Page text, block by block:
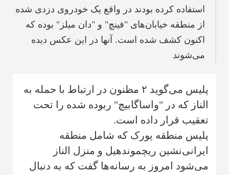
استفاده کرده بودند در واقع یک خودروی دزدی شده
از منطقه خیابان‌های "فینچ" و "دان میلز" بوده که
اکنون کشف شده است. آنها در این عکس دیده
می‌شوند
پلیس می‌گوید ۲ مظنون در ارتباط با حمله به
الناز که در "واساگابیچ" ربوده شده را تحت
تعقیب قرار داده است.
پلیس منطقه یورک که شامل منطقه
ایرانی‌نشین ریچموندهیل و منزل الناز
می‌شود امروز به رسانه‌ها گفت که به دنبال